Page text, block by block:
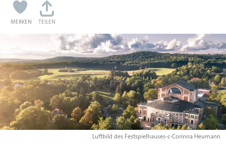
MERKEN TEILEN
Luftbild des Festspielhauses-c-Corinna Heumann